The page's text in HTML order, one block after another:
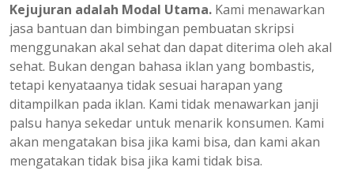
Kejujuran adalah Modal Utama. Kami menawarkan
jasa bantuan dan bimbingan pembuatan skripsi
menggunakan akal sehat dan dapat diterima oleh akal
sehat. Bukan dengan bahasa iklan yang bombastis,
tetapi kenyataanya tidak sesuai harapan yang
ditampilkan pada iklan. Kami tidak menawarkan janji
palsu hanya sekedar untuk menarik konsumen. Kami
akan mengatakan bisa jika kami bisa, dan kami akan
mengatakan tidak bisa jika kami tidak bisa.